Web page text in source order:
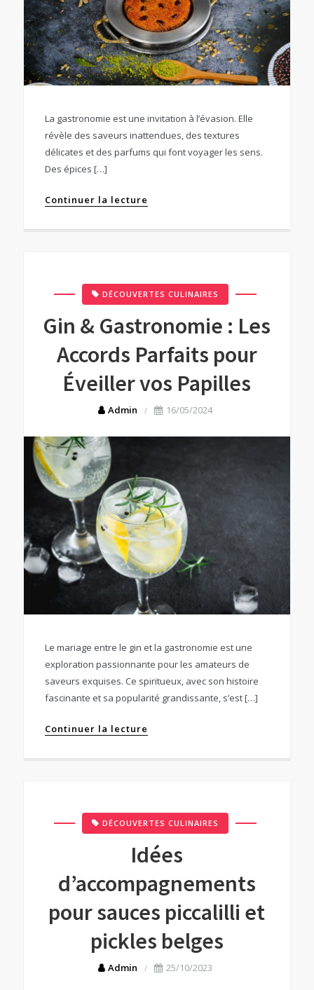
La gastronomie est une invitation à l’évasion. Elle
révèle des saveurs inattendues, des textures
délicates et des parfums qui font voyager les sens.
Des épices […]
Continuer la lecture
DÉCOUVERTES CULINAIRES
Gin & Gastronomie : Les
Accords Parfaits pour
Éveiller vos Papilles
Admin 16/05/2024
Le mariage entre le gin et la gastronomie est une
exploration passionnante pour les amateurs de
saveurs exquises. Ce spiritueux, avec son histoire
fascinante et sa popularité grandissante, s’est […]
Continuer la lecture
DÉCOUVERTES CULINAIRES
Idées
d’accompagnements
pour sauces piccalilli et
pickles belges
Admin 25/10/2023